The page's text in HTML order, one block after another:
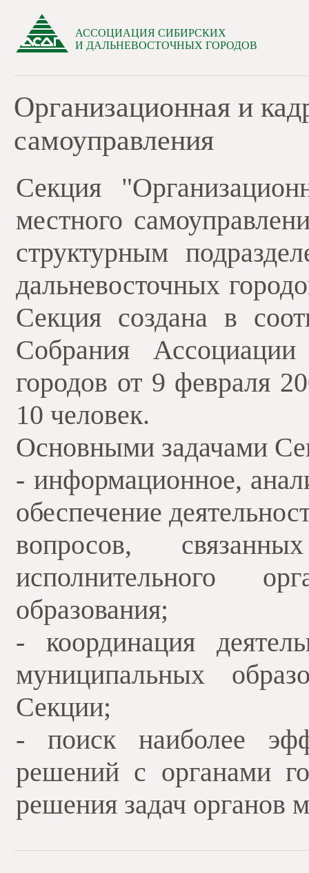
АССОЦИАЦИЯ СИБИРСКИХ
И ДАЛЬНЕВОСТОЧНЫХ ГОРОДОВ
Организационная и
самоуправления
Секция
местного
структурным
дальневосточных
Секция создана в
Собрания
городов от 9 февраля
10 человек.
Основными задачами
- информационное,
обеспечение
вопросов,
исполнительного
образования;
- координация
муниципальных
Секции;
- поиск наиболее
решений с органами
решения задач органов